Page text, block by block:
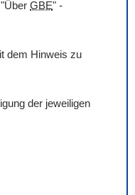
GBE" -
dem Hinweis zu
der jeweiligen